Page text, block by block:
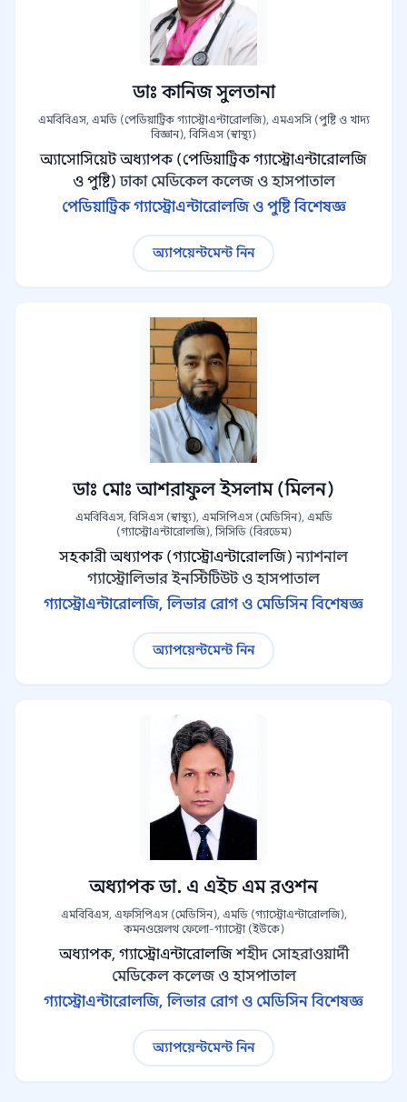
ডাঃ কানিজ সুলতানা
এমবিবিএস, এমডি (পেডিয়াট্রিক গ্যাস্ট্রোএন্টারোলজি), এমএসসি (পুষ্টি ও খাদ্য
বিজ্ঞান), বিসিএস (স্বাস্থ্য)
অ্যাসোসিয়েট অধ্যাপক (পেডিয়াট্রিক গ্যাস্ট্রোএন্টারোলজি
ও পুষ্টি) ঢাকা মেডিকেল কলেজ ও হাসপাতাল
পেডিয়াট্রিক গ্যাস্ট্রোএন্টারোলজি ও পুষ্টি বিশেষজ্ঞ
অ্যাপয়েন্টমেন্ট নিন
ডাঃ মোঃ আশরাফুল ইসলাম (মিলন)
এমবিবিএস, বিসিএস (স্বাস্থ্য), এমসিপিএস (মেডিসিন), এমডি
(গ্যাস্ট্রোএন্টারোলজি), সিসিডি (বিরডেম)
সহকারী অধ্যাপক (গ্যাস্ট্রোএন্টারোলজি) ন্যাশনাল
গ্যাস্ট্রোলিভার ইনস্টিটিউট ও হাসপাতাল
গ্যাস্ট্রোএন্টারোলজি, লিভার রোগ ও মেডিসিন বিশেষজ্ঞ
অ্যাপয়েন্টমেন্ট নিন
অধ্যাপক ডা. এ এইচ এম রওশন
এমবিবিএস, এফসিপিএস (মেডিসিন), এমডি (গ্যাস্ট্রোএন্টারোলজি),
কমনওয়েলথ ফেলো-গ্যাস্ট্রো (ইউকে)
অধ্যাপক, গ্যাস্ট্রোএন্টারোলজি শহীদ সোহরাওয়ার্দী
মেডিকেল কলেজ ও হাসপাতাল
গ্যাস্ট্রোএন্টারোলজি, লিভার রোগ ও মেডিসিন বিশেষজ্ঞ
অ্যাপয়েন্টমেন্ট নিন